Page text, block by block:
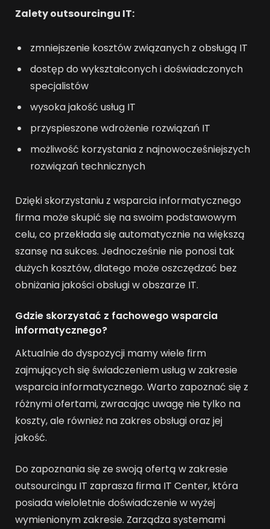
Zalety outsourcingu IT:
zmniejszenie kosztów związanych z obsługą IT
dostęp do wykształconych i doświadczonych
specjalistów
wysoka jakość usług IT
przyspieszone wdrożenie rozwiązań IT
możliwość korzystania z najnowocześniejszych
rozwiązań technicznych
Dzięki skorzystaniu z wsparcia informatycznego
firma może skupić się na swoim podstawowym
celu, co przekłada się automatycznie na większą
szansę na sukces. Jednocześnie nie ponosi tak
dużych kosztów, dlatego może oszczędzać bez
obniżania jakości obsługi w obszarze IT.
Gdzie skorzystać z fachowego wsparcia
informatycznego?
Aktualnie do dyspozycji mamy wiele firm
zajmujących się świadczeniem usług w zakresie
wsparcia informatycznego. Warto zapoznać się z
różnymi ofertami, zwracając uwagę nie tylko na
koszty, ale również na zakres obsługi oraz jej
jakość.
Do zapoznania się ze swoją ofertą w zakresie
outsourcingu IT zaprasza firma IT Center, która
posiada wieloletnie doświadczenie w wyżej
wymienionym zakresie. Zarządza systemami